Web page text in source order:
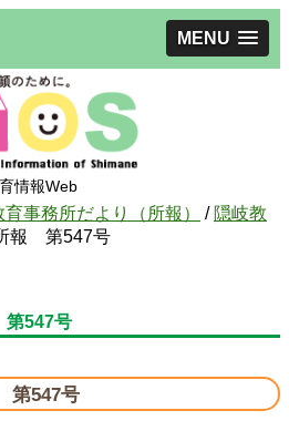
MENU
情報Web
育事務所だより（所報） / 隠岐教
報 第547号
547号
第547号